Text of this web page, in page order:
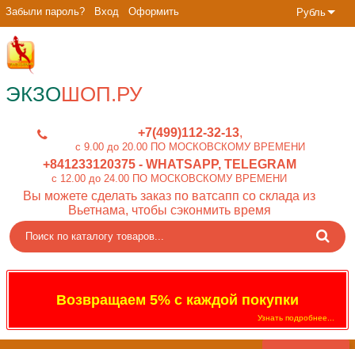
Рубль
Забыли пароль? Вход Оформить
ЭКЗОШОП.РУ
+7(499)112-32-13
c 9.00 до 20.00 ПО МОСКОВСКОМУ ВРЕМЕНИ
+841233120375- WHATSAPP, TELEGRAM
c 12.00 до 24.00 ПО МОСКОВСКОМУ ВРЕМЕНИ
Вы можете сделать заказ по ватсапп со склада из
Вьетнама, чтобы сэконмить время
Возвращаем 5% с каждой покупки
Узнать подробнее...